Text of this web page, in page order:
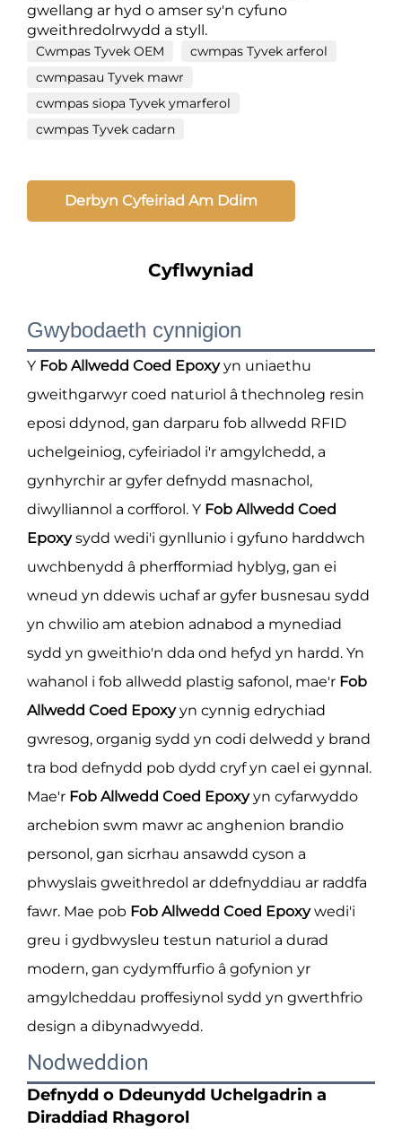
gwellang ar hyd o amser sy'n cyfuno
gweithredolrwydd a styll.
Cwmpas Tyvek OEM
cwmpas Tyvek arferol
cwmpasau Tyvek mawr
cwmpas siopa Tyvek ymarferol
cwmpas Tyvek cadarn
Derbyn Cyfeiriad Am Ddim
Cyflwyniad
Gwybodaeth cynnigion
Y Fob Allwedd Coed Epoxyyn uniaethu
gweithgarwyr coed naturiol â thechnoleg resin
eposi ddynod, gan darparu fob allwedd RFID
uchelgeiniog, cyfeiriadol i'r amgylchedd, a
gynhyrchir ar gyfer defnydd masnachol,
diwylliannol a corfforol. Y Fob Allwedd Coed
Epoxysydd wedi'i gynllunio i gyfuno harddwch
uwchbenydd â pherfformiad hyblyg, gan ei
wneud yn ddewis uchaf ar gyfer busnesau sydd
yn chwilio am atebion adnabod a mynediad
sydd yn gweithio'n dda ond hefyd yn hardd. Yn
wahanol i fob allwedd plastig safonol, mae'r Fob
Allwedd Coed Epoxyyn cynnig edrychiad
gwresog, organig sydd yn codi delwedd y brand
tra bod defnydd pob dydd cryf yn cael ei gynnal.
Mae'r Fob Allwedd Coed Epoxyyn cyfarwyddo
archebion swm mawr ac anghenion brandio
personol, gan sicrhau ansawdd cyson a
phwyslais gweithredol ar ddefnyddiau ar raddfa
fawr. Mae pob Fob Allwedd Coed Epoxywedi'i
greu i gydbwysleu testun naturiol a durad
modern, gan cydymffurfio â gofynion yr
amgylcheddau proffesiynol sydd yn gwerthfrio
design a dibynadwyedd.
Nodweddion
Defnydd o Ddeunydd Uchelgadrin a
Diraddiad Rhagorol